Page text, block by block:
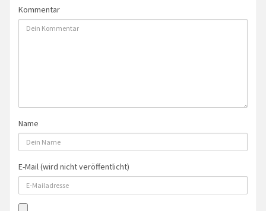
Kommentar
Name
E-Mail (wird nicht veröffentlicht)